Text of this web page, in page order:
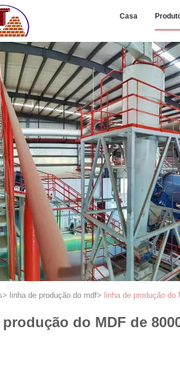
Casa
> linha de produção do mdf> linha de produção
do MDF de